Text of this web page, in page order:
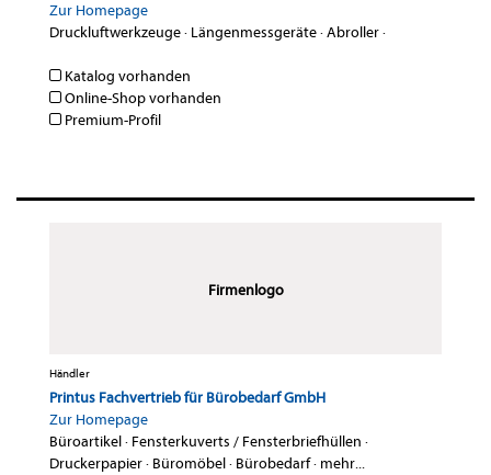
Zur Homepage
Druckluftwerkzeuge· Längenmessgeräte·Abroller·
Katalog vorhanden
Online-Shop vorhanden
Premium-Profil
Firmenlogo
Händler
Printus Fachvertrieb für Bürobedarf GmbH
Zur Homepage
Büroartikel· Fensterkuverts / Fensterbriefhüllen ·
Druckerpapier· Büromöbel· Bürobedarf· mehr...